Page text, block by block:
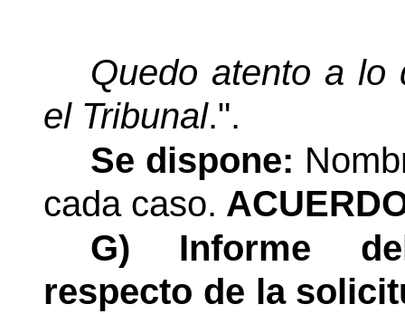
Quedo atento a lo
el Tribunal.".
Se dispone:
cada caso.
G) Informe
respecto de la